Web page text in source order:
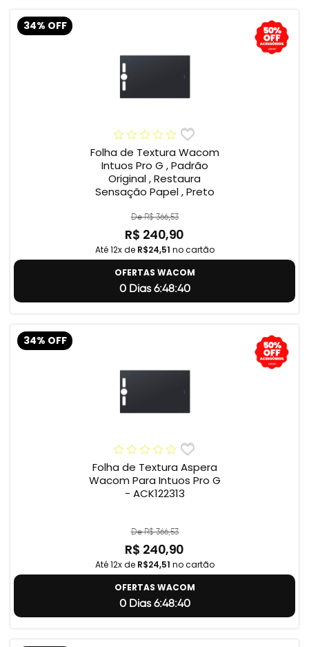
34% OFF
Folha de Textura Wacom
Intuos Pro G , Padrão
Original , Restaura
Sensação Papel , Preto
De R$ 366,53
R$ 240,90
Até 12x de R$24,51 no cartão
OFERTAS WACOM
0 Dias 6:48:39
34% OFF
Folha de Textura Aspera
Wacom Para Intuos Pro G
- ACK122313
De R$ 366,53
R$ 240,90
Até 12x de R$24,51 no cartão
OFERTAS WACOM
0 Dias 6:48:39